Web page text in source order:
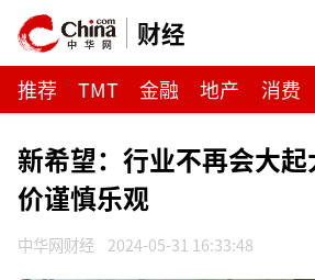
财经
推荐 TMT 金融 地产 消费
新希望：行业不再会大
价谨慎乐观
中华网财经 2024-05-31 16:33:48